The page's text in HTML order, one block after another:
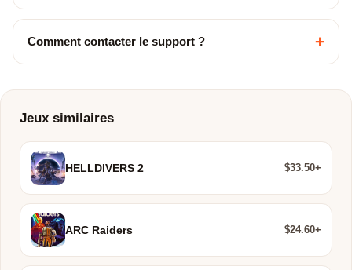
Comment contacter le support ? +
Jeux similaires
HELLDIVERS 2 $33.50+
ARC Raiders $24.60+